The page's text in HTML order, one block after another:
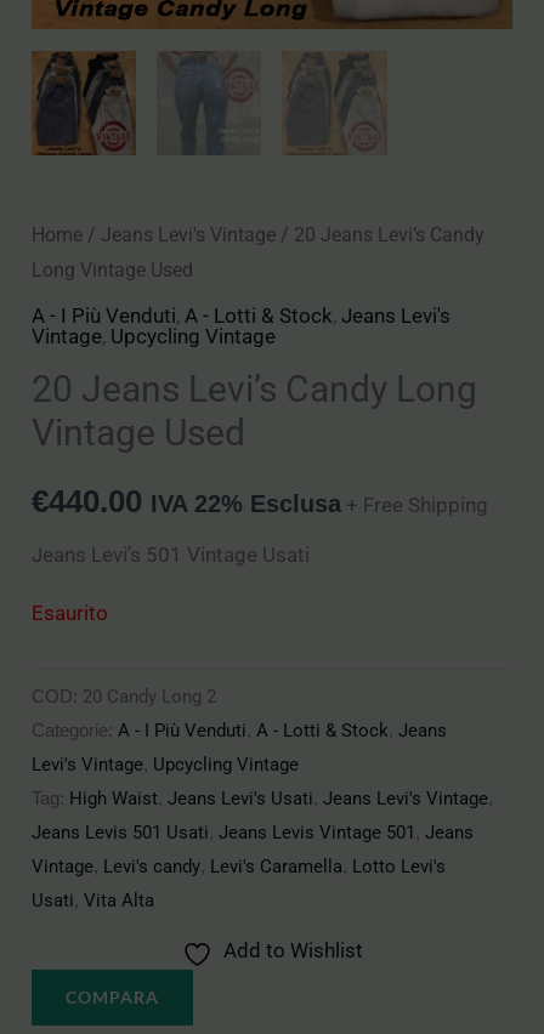
Home / Jeans Levi's Vintage / 20 Jeans Levi’s Candy
Long Vintage Used
A - I Più Venduti,A - Lotti & Stock,Jeans Levi's
Vintage, Upcycling Vintage
20 Jeans Levi’s Candy Long
Vintage Used
€440.00 IVA 22% Esclusa + Free Shipping
Jeans Levi’s 501 Vintage Usati
Esaurito
COD: 20 Candy Long 2
Categorie: A - I Più Venduti, A - Lotti & Stock,Jeans
Levi's Vintage, Upcycling Vintage
Tag: High Waist,Jeans Levi's Usati,Jeans Levi's Vintage,
Jeans Levis 501 Usati,Jeans Levis Vintage 501 ,Jeans
Vintage, Levi's candy, Levi's Caramella, Lotto Levi's
Usati,Vita Alta
Add to Wishlist
COMPARA